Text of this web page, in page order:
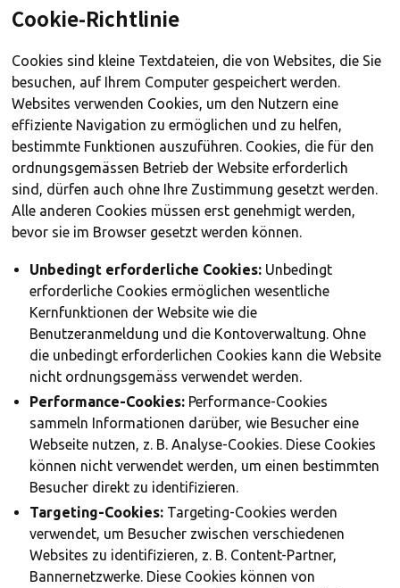
Cookie-Richtlinie
Cookies sind kleine Textdateien, die von Websites, die Sie
besuchen, auf Ihrem Computer gespeichert werden.
Websites verwenden Cookies, um den Nutzern eine
effiziente Navigation zu ermöglichen und zu helfen,
bestimmte Funktionen auszuführen. Cookies, die für den
ordnungsgemässen Betrieb der Website erforderlich
sind, dürfen auch ohne Ihre Zustimmung gesetzt werden.
Alle anderen Cookies müssen erst genehmigt werden,
bevor sie im Browser gesetzt werden können.
Unbedingt erforderliche Cookies:Unbedingt
erforderliche Cookies ermöglichen wesentliche
Kernfunktionen der Website wie die
Benutzeranmeldung und die Kontoverwaltung. Ohne
die unbedingt erforderlichen Cookies kann die Website
nicht ordnungsgemäss verwendet werden.
Performance-Cookies:Performance-Cookies
sammeln Informationen darüber, wie Besucher eine
Webseite nutzen, z. B. Analyse-Cookies. Diese Cookies
können nicht verwendet werden, um einen bestimmten
Besucher direkt zu identifizieren.
Targeting-Cookies:Targeting-Cookies werden
verwendet, um Besucher zwischen verschiedenen
Websites zu identifizieren, z. B. Content-Partner,
Bannernetzwerke. Diese Cookies können von